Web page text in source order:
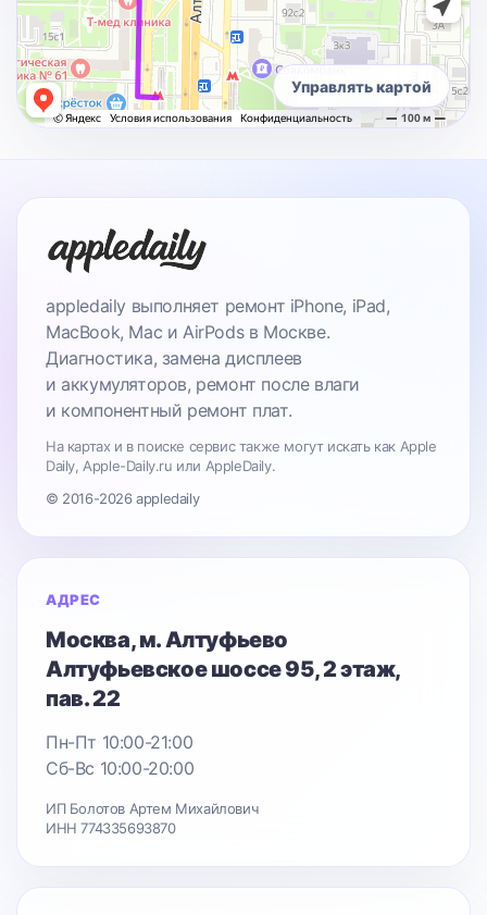
Управлять картой
appledaily выполняет ремонт iPhone, iPad,
MacBook, Mac и AirPods в Москве.
Диагностика, замена дисплеев
и аккумуляторов, ремонт после влаги
и компонентный ремонт плат.
На картах и в поиске сервис также могут искать как Apple
Daily, Apple-Daily.ru или AppleDaily.
© 2016-2026 appledaily
АДРЕС
Москва, м. Алтуфьево
Алтуфьевское шоссе 95, 2 этаж,
пав. 22
Пн-Пт 10:00-21:00
Сб-Вс 10:00-20:00
ИП Болотов Артем Михайлович
ИНН 774335693870